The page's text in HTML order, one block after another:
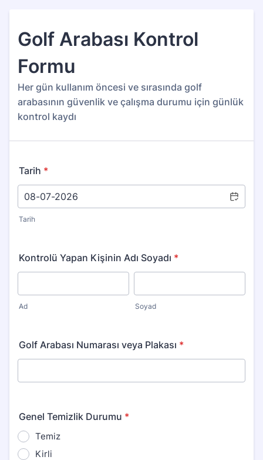
Golf Arabası Kontrol
Formu
Her gün kullanım öncesi ve sırasında golf
arabasının güvenlik ve çalışma durumu için günlük
kontrol kaydı
Tarih *
Tarih
Kontrolü Yapan Kişinin Adı Soyadı *
Ad Soyad
Golf Arabası Numarası veya Plakası *
Genel Temizlik Durumu *
Temiz
Kirli